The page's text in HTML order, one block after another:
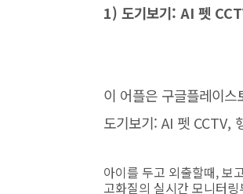
1) 도기보기: AI 펫
이 어플은 구글플레이
도기보기: AI 펫 CCTV,
아이를 두고 외출할때, 보
고화질의 실시간 모니터